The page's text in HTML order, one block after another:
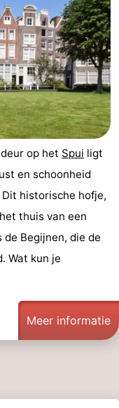
op het Spui ligt
en schoonheid
Dit historische hofje,
thuis van een
Begijnen, die de
Wat kun je
Meer informatie